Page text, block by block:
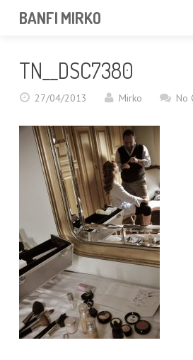
BANFI MIRKO
PORTFOLIO
SERVIZI
CONTATTAMI
TN__DSC7380
27/04/2013 Mirko No